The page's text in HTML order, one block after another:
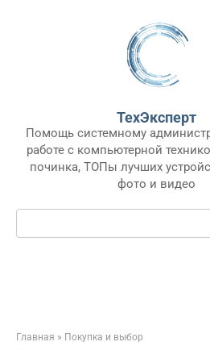
ТехЭксперт
Помощь системному
работе с компьютерной
починка, ТОПы лучших
фото и видео
Поиск:
Главная » Покупка и выбор